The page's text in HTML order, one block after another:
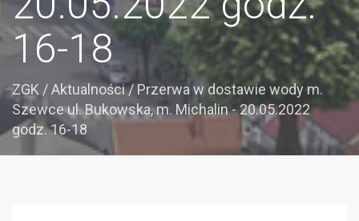
16-18
ZGK /Aktualności/ Przerwa w dostawie wody m.
Szewce ul. Bukowska, m. Michalin - 20.05.2022
godz. 16-18